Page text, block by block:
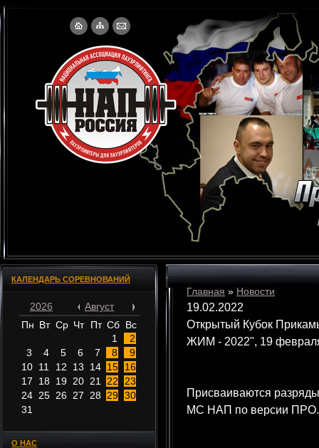
КАЛЕНДАРЬ СОРЕВНОВАНИЙ
2026
Август
Пн Вт Ср Чт Пт Сб Вс
1
2
3
4 5 6 7 8
9
10 11 12 13 14 15
16
17
18 19 20 21 22
23
24 25 26 27 28 29 30
31
О НАС
Главная » Новости
19.02.2022
Открытый Кубок
ЖИМ - 2022", 19
Присваиваются
МС НАП по версии ПРО.